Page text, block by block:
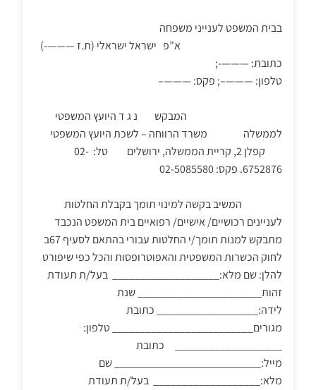
בבית המשפט לענייני משפחה
א”פ ישראל ישראלי (ת.ז ———-)
כתובת: ———-;
טלפון: ———–; פקס: ———–
המבקש נ ג ד היועץ המשפטי
לממשלה משרד הרווחה – לשכת היועץ המשפטי
קפלן 2, קריית הממשלה, ירושלים טל: 02-
6752876. פקס: 02-5085580
המשיב בקשה למינוי תומך בקבלת החלטות
לעניינים רכושיים/ אישיים/ רפואיים בית המשפט הנכבד
מתבקש למנות תומך/י החלטות עבורי בהתאם לסעיף 67ב
לחוק הכשרות המשפטית והאפוטרופסות והכל כפי שיפורט
להלן: שם מלא:___________________ בעל/ת תעודת
זהות______________________ שנת
לידה:__________________ כתובת
מגורים_________________________ טלפון:
___________________ כתובת
מייל:__________________________ שם
מלא:___________________ בעל/ת תעודת